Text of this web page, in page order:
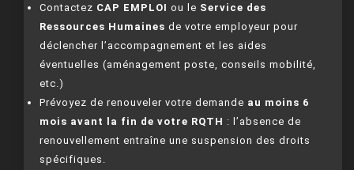
Contactez CAP EMPLOI ou le Service des
Ressources Humaines de votre employeur pour
déclencher l’accompagnement et les aides
éventuelles (aménagement poste, conseils mobilité,
etc.)
Prévoyez de renouveler votre demande au moins 6
mois avant la fin de votre RQTH : l’absence de
renouvellement entraîne une suspension des droits
spécifiques.